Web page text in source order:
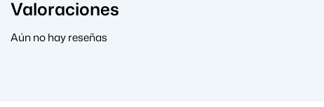
Valoraciones
Aún no hay reseñas